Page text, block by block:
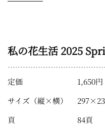
会員注文フォーム
ふしぎな花倶楽部
私の花生活 2025
定価
1,650円
サイズ（縦×横）
頁
84頁